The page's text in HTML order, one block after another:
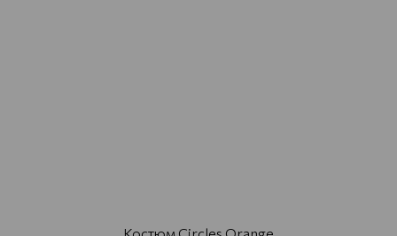
Костюм Circles Orange